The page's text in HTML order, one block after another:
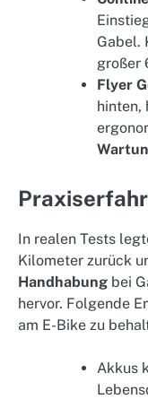
Gabel.
großer
Flyer
hinten,
In realen Tests
Kilometer zurück
Handhabung bei
hervor. Folgende
am E-Bike zu
Akkus